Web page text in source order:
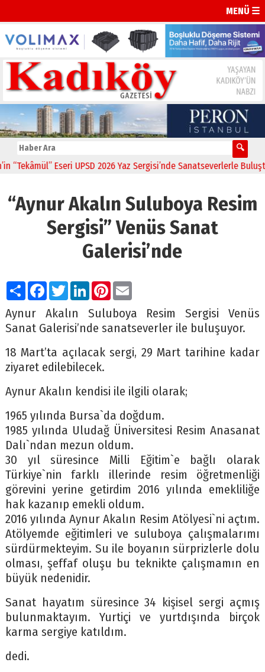
MENÜ ☰
Eseri UPSD 2026 Yaz Sergisi’nde Sanatseverlerle Buluştu
“Aynur Akalın Suluboya Resim
Sergisi” Venüs Sanat
Galerisi’nde
PaylaşFacebook
TwitterLinkedIn
Pinterest
Email
Aynur Akalın Suluboya Resim Sergisi Venüs
Sanat Galerisi’nde sanatseverler ile buluşuyor.
18 Mart’ta açılacak sergi, 29 Mart tarihine kadar
ziyaret edilebilecek.
Aynur Akalın kendisi ile ilgili olarak;
1965 yılında Bursa`da doğdum.
1985 yılında Uludağ Üniversitesi Resim Anasanat
Dalı`ndan mezun oldum.
30 yıl süresince Milli Eğitim`e bağlı olarak
Türkiye`nin farklı illerinde resim öğretmenliği
görevini yerine getirdim 2016 yılında emekliliğe
hak kazanıp emekli oldum.
2016 yılında Aynur Akalın Resim Atölyesi`ni açtım.
Atölyemde eğitimleri ve suluboya çalışmalarımı
sürdürmekteyim. Su ile boyanın sürprizlerle dolu
olması, şeffaf oluşu bu teknikte çalışmamın en
büyük nedenidir.
Sanat hayatım süresince 34 kişisel sergi açmış
bulunmaktayım. Yurtiçi ve yurtdışında birçok
karma sergiye katıldım.
dedi.